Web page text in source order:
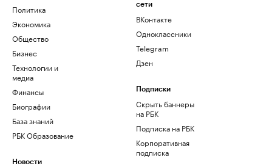
Политика
Экономика
Общество
Бизнес
Технологии и
медиа
Финансы
Биографии
База знаний
РБК Образование
Новости
сети
ВКонтакте
Одноклассники
Telegram
Дзен
Подписки
Скрыть баннеры
на РБК
Подписка на РБК
Корпоративная
подписка